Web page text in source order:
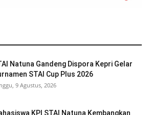
Natuna Gandeng Dispora Kepri Gelar
STAI Cup Plus 2026
9 Agustus, 2026
KPI STAI Natuna Kembangkan